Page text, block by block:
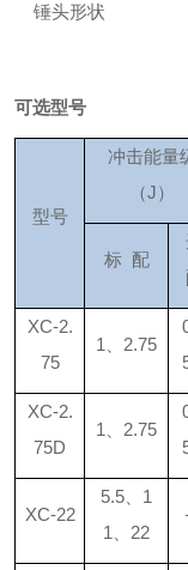
锤头形状
可选型号
型号
冲击能量
（J）
标 配
XC-2.
75
1、2.75
XC-2.
75D
1、2.75
XC-22
5.5、1
1、22